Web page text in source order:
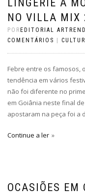
LINGERIE À
NO VILLA MIX
POREDITORIAL
COMENTÁRIOS |
Febre entre os famosos,
tendência em vários
não foi diferente no
em Goiânia neste final
apostaram na peça foi a
Continue a ler
OCASIÕES EM